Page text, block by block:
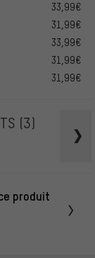
33,99€
31,99€
33,99€
31,99€
31,99€
(3)
produit